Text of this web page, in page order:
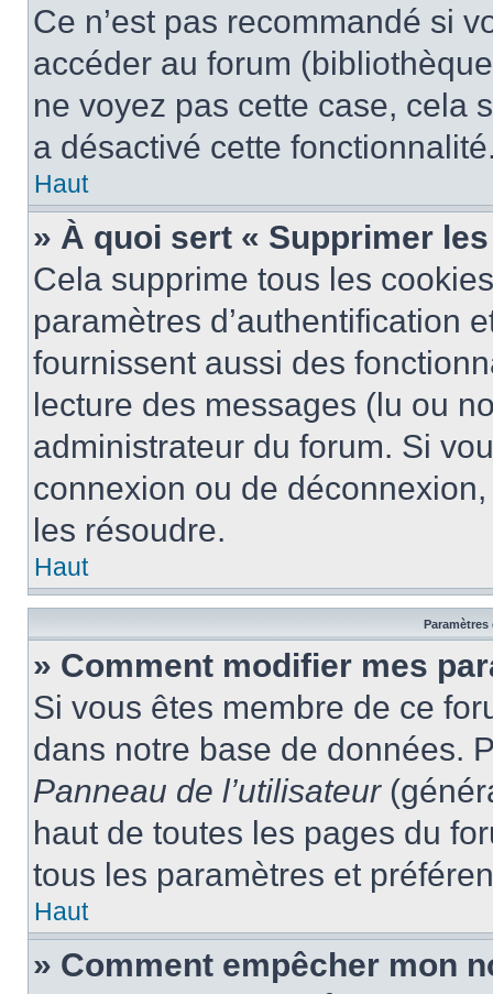
Ce n’est pas recommandé si
accéder au forum
ne voyez pas cette case, cela
a désactivé cette
Haut
» À quoi sert « Supprimer
Cela supprime tous les
paramètres d’authentification
fournissent aussi des
lecture des messages (lu ou
administrateur du forum. Si
connexion ou de
les résoudre.
Haut
Paramètres
» Comment modifier mes
Si vous êtes membre de ce
dans notre base de données.
Panneau de l’utilisateur
haut de toutes les pages du
tous les paramètres et
Haut
» Comment empêcher mon